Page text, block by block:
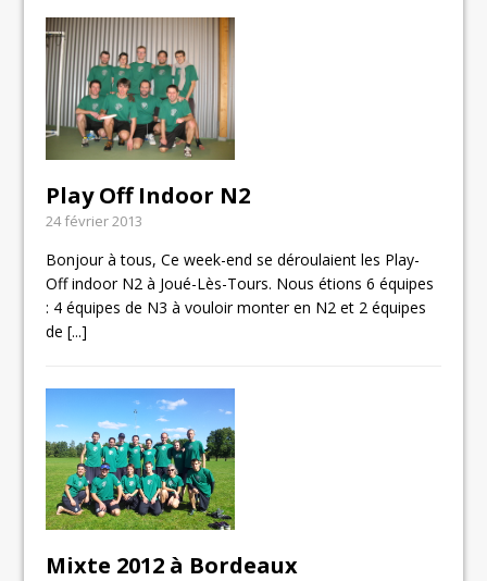
Play Off Indoor N2
24 février 2013
Bonjour à tous, Ce week-end se déroulaient les Play-
Off indoor N2 à Joué-Lès-Tours. Nous étions 6 équipes
: 4 équipes de N3 à vouloir monter en N2 et 2 équipes
de[...]
Mixte 2012 à Bordeaux